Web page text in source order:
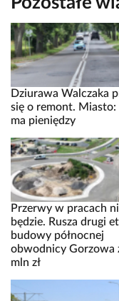
Dziurawa Walczaka
się o remont. Miasto:
ma pieniędzy
Przerwy w pracach
będzie. Rusza drugi
budowy północnej
obwodnicy Gorzowa
mln zł